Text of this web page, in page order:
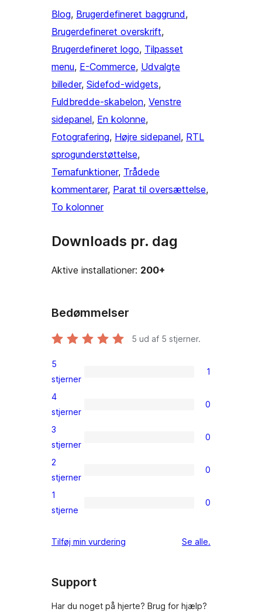
Blog, Brugerdefineret baggrund
Brugerdefineret overskrift
Brugerdefineret logo, Tilpasset
menu, E-Commerce, Udvalgte
billeder, Sidefod-widgets
Fuldbredde-skabelon, Venstre
sidepanel, En kolonne
Fotografering, Højre sidepanel, RTL
sprogunderstøttelse
Temafunktioner, Trådede
kommentarer, Parat til oversættelse
To kolonner
Downloads pr. dag
Aktive installationer: 200+
Bedømmelser
5 ud af 5 stjerner.
1
5-
stjernet
5
stjerner
1
0
4-
stjernet
4
stjerner
0
0
3-
stjernet
3
stjerner
0
0
2-
stjernet
2
stjerner
0
0
stjernet
1
stjerne
0
Tilføj min vurdering Se alle.
Support
Har du noget på hjerte? Brug for hjælp?